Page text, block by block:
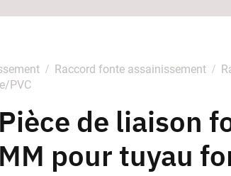
Raccord fonte assainissement
PVC
Pièce de liaison
MM pour tuyau